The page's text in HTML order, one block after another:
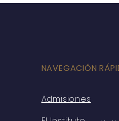
NAVEGACIÓN
Admisiones